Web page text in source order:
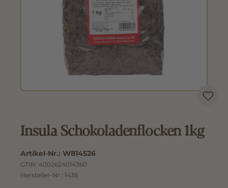
Insula Schokoladenflocken 1kg
Artikel-Nr.: W814526
GTIN: 4002624014360
Hersteller-Nr.: 1436